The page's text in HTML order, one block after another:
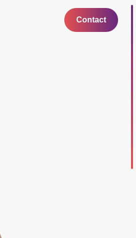
Contact